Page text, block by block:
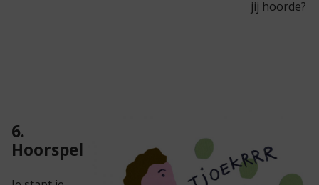
jij hoorde?
6.
Hoorspel